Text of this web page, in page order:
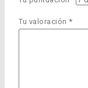
Tu valoración *